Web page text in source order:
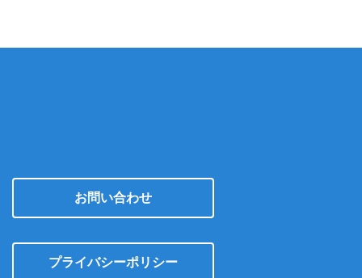
お問い合わせ
プライバシーポリシー